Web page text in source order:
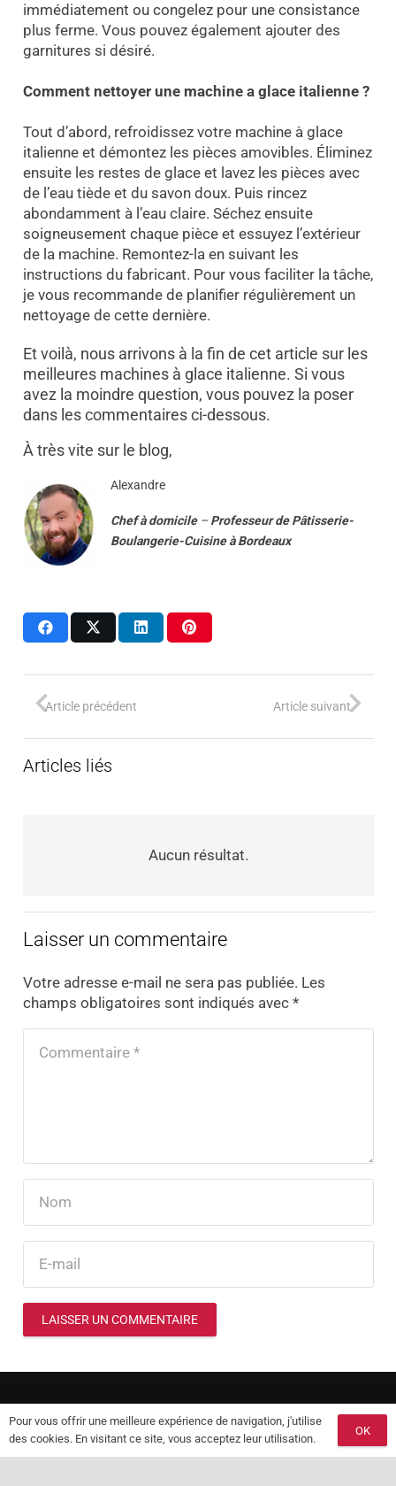
immédiatement ou congelez pour une consistance
plus ferme. Vous pouvez également ajouter des
garnitures si désiré.
Comment nettoyer une machine a glace italienne ?
Tout d’abord, refroidissez votre machine à glace
italienne et démontez les pièces amovibles. Éliminez
ensuite les restes de glace et lavez les pièces avec
de l’eau tiède et du savon doux. Puis rincez
abondamment à l’eau claire. Séchez ensuite
soigneusement chaque pièce et essuyez l’extérieur
de la machine. Remontez-la en suivant les
instructions du fabricant. Pour vous faciliter la tâche,
je vous recommande de planifier régulièrement un
nettoyage de cette dernière.
Et voilà, nous arrivons à la fin de cet article sur les
meilleures machines à glace italienne. Si vous
avez la moindre question, vous pouvez la poser
dans les commentaires ci-dessous.
À très vite sur le blog,
Alexandre
Chef à domicile–Professeur de Pâtisserie-
Boulangerie-Cuisine à Bordeaux
Article précédent Article suivant
Articles liés
Aucun résultat.
Laisser un commentaire
Votre adresse e-mail ne sera pas publiée. Les
champs obligatoires sont indiqués avec *
LAISSER UN COMMENTAIRE
© 2025 Les Délices d’Alexandre. Tous droits réservés.
Mentions Légales et CGU –FAQ
Pour vous offrir une meilleure expérience de navigation, j'utilise
des cookies. En visitant ce site, vous acceptez leur utilisation.
OK